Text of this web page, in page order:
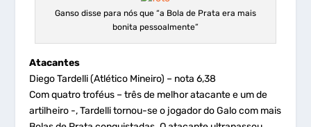
Ganso disse para nós que “a Bola de Prata era mais
bonita pessoalmente”
Atacantes
Diego Tardelli (Atlético Mineiro) – nota 6,38
Com quatro troféus – três de melhor atacante e um de
artilheiro -, Tardelli tornou-se o jogador do Galo com mais